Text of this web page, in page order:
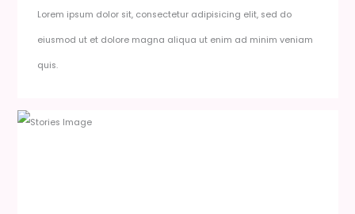
Lorem ipsum dolor sit, consectetur adipisicing elit, sed do
eiusmod ut et dolore magna aliqua ut enim ad minim veniam
quis.